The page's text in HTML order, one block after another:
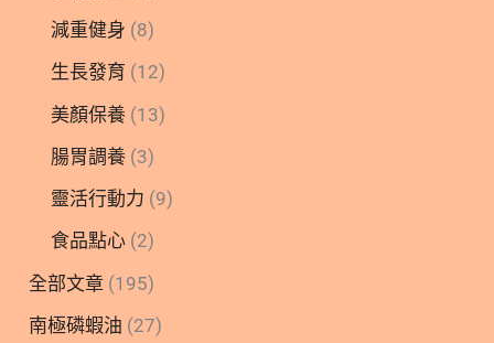
減重健身 (8)
生長發育 (12)
美顏保養 (13)
腸胃調養 (3)
靈活行動力 (9)
食品點心 (2)
全部文章 (195)
南極磷蝦油 (27)